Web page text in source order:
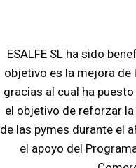
ESALFE SL ha sido
objetivo es la mejora de
gracias al cual ha
el objetivo de reforzar
de las pymes durante el
el apoyo del